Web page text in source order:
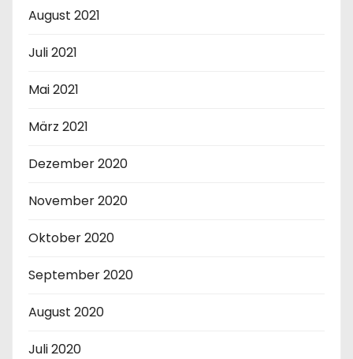
r
B
e
i
t
r
ä
g
August 2021
Juli 2021
Mai 2021
März 2021
Dezember 2020
November 2020
Oktober 2020
September 2020
August 2020
Juli 2020